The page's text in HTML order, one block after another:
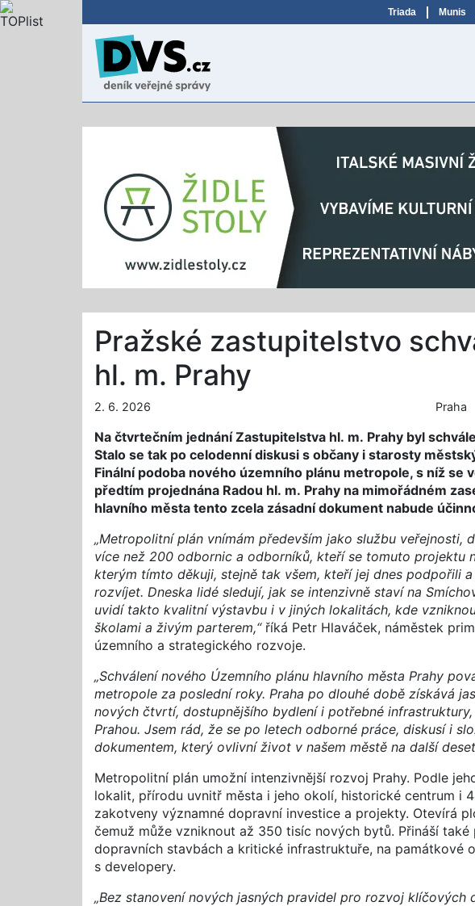
Triada Munis
Pražské zastupitelstvo
hl. m. Prahy
2. 6. 2026 Praha
Na čtvrtečním jednání Zastupitelstva hl. m. Prahy byl
Stalo se tak po celodenní diskusi s občany i starosty
Finální podoba nového územního plánu metropole, s níž se
předtím projednána Radou hl. m. Prahy na mimořádném
hlavního města tento zcela zásadní dokument nabude
„Metropolitní plán vnímám především jako službu veřejnosti,
více než 200 odbornic a odborníků, kteří se tomuto projektu
kterým tímto děkuji, stejně tak všem, kteří jej dnes podpořili
rozvíjet. Dneska lidé sledují, jak se intenzivně staví na
uvidí takto kvalitní výstavbu i v jiných lokalitách, kde
školami a živým parterem,“říká Petr Hlaváček, náměstek
územního a strategického rozvoje.
„Schválení nového Územního plánu hlavního města Prahy
metropole za poslední roky. Praha po dlouhé době získává
nových čtvrtí, dostupnějšího bydlení i potřebné
Prahou. Jsem rád, že se po letech odborné práce, diskusí i
dokumentem, který ovlivní život v našem městě na další
Metropolitní plán umožní intenzivnější rozvoj Prahy. Podle
lokalit, přírodu uvnitř města i jeho okolí, historické centrum i
zakotveny významné dopravní investice a projekty. Otevírá
čemuž může vzniknout až 350 tisíc nových bytů. Přináší
dopravních stavbách a kritické infrastruktuře, na památkové
s developery.
„Bez stanovení nových jasných pravidel pro rozvoj